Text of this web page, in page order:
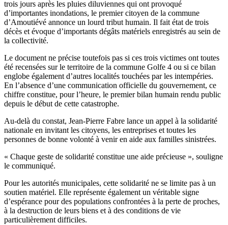
trois jours après les pluies diluviennes qui ont provoqué
d’importantes inondations, le premier citoyen de la commune
d’Amoutiévé annonce un lourd tribut humain. Il fait état de trois
décès et évoque d’importants dégâts matériels enregistrés au sein de
la collectivité.
Le document ne précise toutefois pas si ces trois victimes ont toutes
été recensées sur le territoire de la commune Golfe 4 ou si ce bilan
englobe également d’autres localités touchées par les intempéries.
En l’absence d’une communication officielle du gouvernement, ce
chiffre constitue, pour l’heure, le premier bilan humain rendu public
depuis le début de cette catastrophe.
Au-delà du constat, Jean-Pierre Fabre lance un appel à la solidarité
nationale en invitant les citoyens, les entreprises et toutes les
personnes de bonne volonté à venir en aide aux familles sinistrées.
« Chaque geste de solidarité constitue une aide précieuse », souligne
le communiqué.
Pour les autorités municipales, cette solidarité ne se limite pas à un
soutien matériel. Elle représente également un véritable signe
d’espérance pour des populations confrontées à la perte de proches,
à la destruction de leurs biens et à des conditions de vie
particulièrement difficiles.